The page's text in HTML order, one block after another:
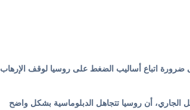
ضرورة اتباع أساليب الضغط على روسيا لوقف الإرهاب
مصور اليوم الخميس الموافق 10 نيسان/ أبريل الجاري، أن روسيا تتجاهل الدبلوماسية بشكل واضح